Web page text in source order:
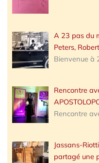
A 23 pas du
Peters,
Bienvenue à
Rencontre
Rencontre
Jassans-
partagé une